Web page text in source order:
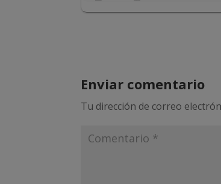
Enviar comentario
Tu dirección de correo